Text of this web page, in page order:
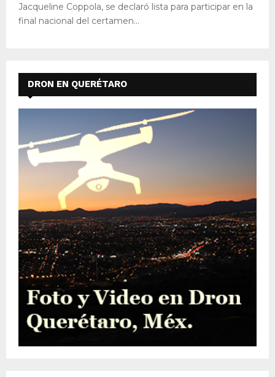
Jacqueline Coppola, se declaró lista para participar en la
final nacional del certamen...
DRON EN QUERÉTARO